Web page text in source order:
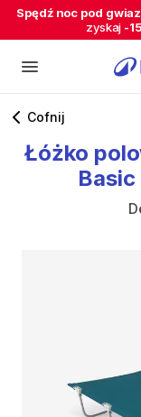
Spędź noc pod
zyskaj -
Cofnij
Łóżko
Basic